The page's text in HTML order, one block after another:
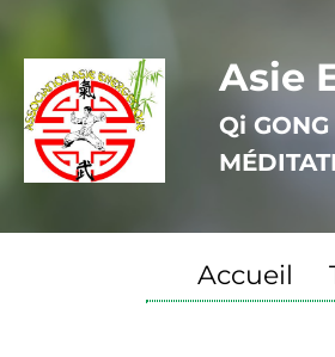
Asie
Qi
Accueil